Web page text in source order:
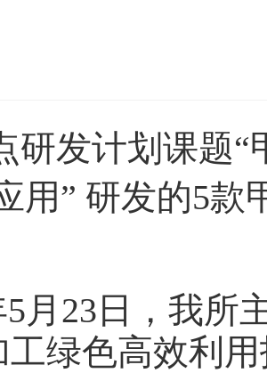
研发计划课题
用” 研发的5款
5月23日，我所
绿色高效利